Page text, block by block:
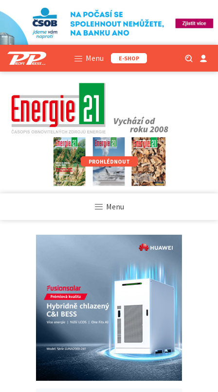
Menu E-SHOP
PROHLÉDNOUT
Menu